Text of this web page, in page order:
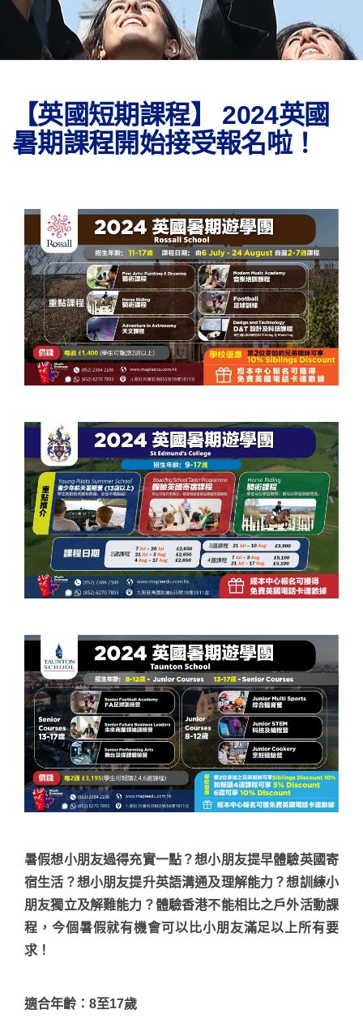
【英國短期課程】 2024英國
暑期課程開始接受報名啦！
暑假想小朋友過得充實一點？想小朋友提早體驗英國寄
宿生活？想小朋友提升英語溝通及理解能力？想訓練小
朋友獨立及解難能力？體驗香港不能相比之戶外活動課
程，今個暑假就有機會可以比小朋友滿足以上所有要
求！
適合年齡：8至17歲